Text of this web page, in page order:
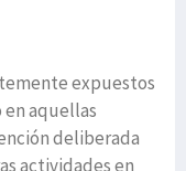
expuestos
aquellas
deliberada
actividades en